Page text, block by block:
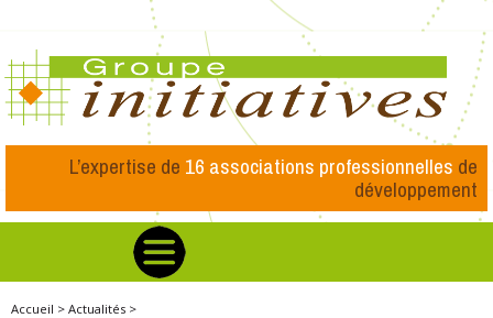
L’expertise de 16 associations professionnelles de
développement
Accueil > Actualités >